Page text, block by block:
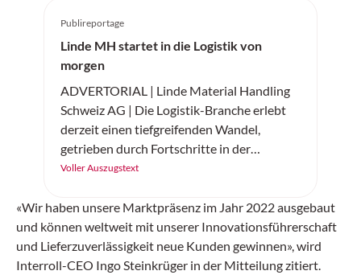
Publireportage
Linde MH startet in die Logistik von
morgen
ADVERTORIAL | Linde Material Handling
Schweiz AG | Die Logistik-Branche erlebt
derzeit einen tiefgreifenden Wandel,
getrieben durch Fortschritte in der
künstlichen Intelligenz (KI) und
Schweiz präsentiert zwei bahnbrechende
Innovationen, die den Materialfluss
revolutionieren: die KI-gestützte
Automatisierung von Flurförderzeugen
Voller Auszugstext
«Wir haben unsere Marktpräsenz im Jahr 2022 ausgebaut
und können weltweit mit unserer Innovationsführerschaft
und Lieferzuverlässigkeit neue Kunden gewinnen», wird
Interroll-CEO Ingo Steinkrüger in der Mitteilung zitiert.